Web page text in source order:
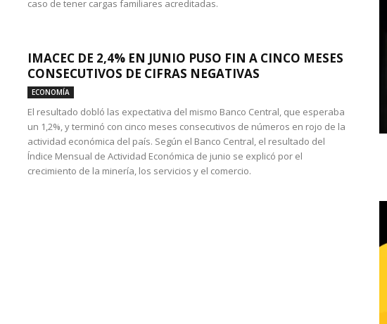
caso de tener cargas familiares acreditadas.
IMACEC DE 2,4% EN JUNIO PUSO FIN A CINCO MESES
CONSECUTIVOS DE CIFRAS NEGATIVAS
ECONOMÍA
El resultado dobló las expectativa del mismo Banco Central, que esperaba
un 1,2%, y terminó con cinco meses consecutivos de números en rojo de la
actividad económica del país. Según el Banco Central, el resultado del
Índice Mensual de Actividad Económica de junio se explicó por el
crecimiento de la minería, los servicios y el comercio.